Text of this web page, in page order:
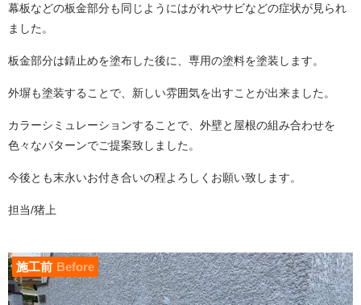
幕板などの板金部分も同じようにはがれやサビなどの症状が見られ
ました。
板金部分は錆止めを塗布した後に、専用の塗料を塗装します。
外塀も塗装することで、新しい雰囲気を出すことが出来ました。
カラーシミュレーションすることで、外壁と屋根の組み合わせを
色々なパターンでご提案致しました。
今後とも末永いお付き合いの程よろしくお願い致します。
担当/猪上
施工前 Before